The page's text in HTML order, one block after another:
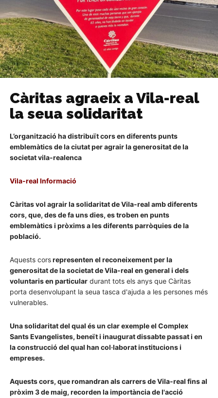
Càritas agraeix a Vila-real
la seua solidaritat
L’organització ha distribuït cors en diferents punts
emblemàtics de la ciutat per agrair la generositat de la
societat vila-realenca
Vila-real Informació
Càritas vol agrair la solidaritat de Vila-real amb diferents
cors, que, des de fa uns dies, es troben en punts
emblemàtics i pròxims a les diferents parròquies de la
població.
Aquests corsrepresenten el reconeixement per la
generositat de la societat de Vila-real en general i dels
voluntaris en particular durant tots els anys que Càritas
porta desenvolupant la seua tasca d'ajuda a les persones més
vulnerables.
Una solidaritat del qual és un clar exemple el Complex
Sants Evangelistes, beneït i inaugurat dissabte passat i en
la construcció del qual han col·laborat institucions i
empreses.
Aquests cors, que romandran als carrers de Vila-real fins al
pròxim 3 de maig, recorden la importància de l'acció